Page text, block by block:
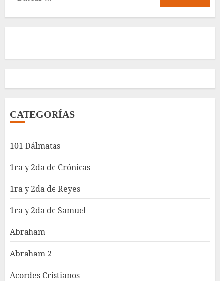
CATEGORÍAS
101 Dálmatas
1ra y 2da de Crónicas
1ra y 2da de Reyes
1ra y 2da de Samuel
Abraham
Abraham 2
Acordes Cristianos